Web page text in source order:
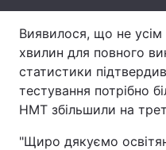
Тема оформлення
Виявилося, що не усім
хвилин для повного
статистики
тестування потрібно
НМТ збільшили на
"Щиро дякуємо